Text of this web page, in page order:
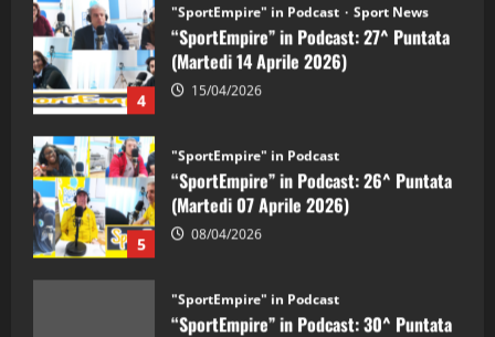
4
"SportEmpire" in Podcast Sport News
“SportEmpire” in Podcast: 27^ Puntata
(Martedi 14 Aprile 2026)
15/04/2026
5
"SportEmpire" in Podcast
“SportEmpire” in Podcast: 26^ Puntata
(Martedi 07 Aprile 2026)
08/04/2026
"SportEmpire" in Podcast
“SportEmpire” in Podcast: 30^ Puntata